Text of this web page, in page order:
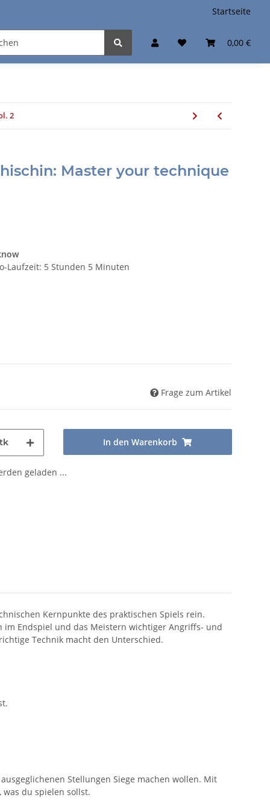
Startseite
0,00 €
2
Master your technique
Laufzeit: 5 Stunden 5 Minuten
Frage zum Artikel
In den Warenkorb
geladen ...
Kernpunkte des praktischen Spiels rein.
im Endspiel und das Meistern wichtiger Angriffs- und
Technik macht den Unterschied.
Stellungen Siege machen wollen. Mit
du spielen sollst.